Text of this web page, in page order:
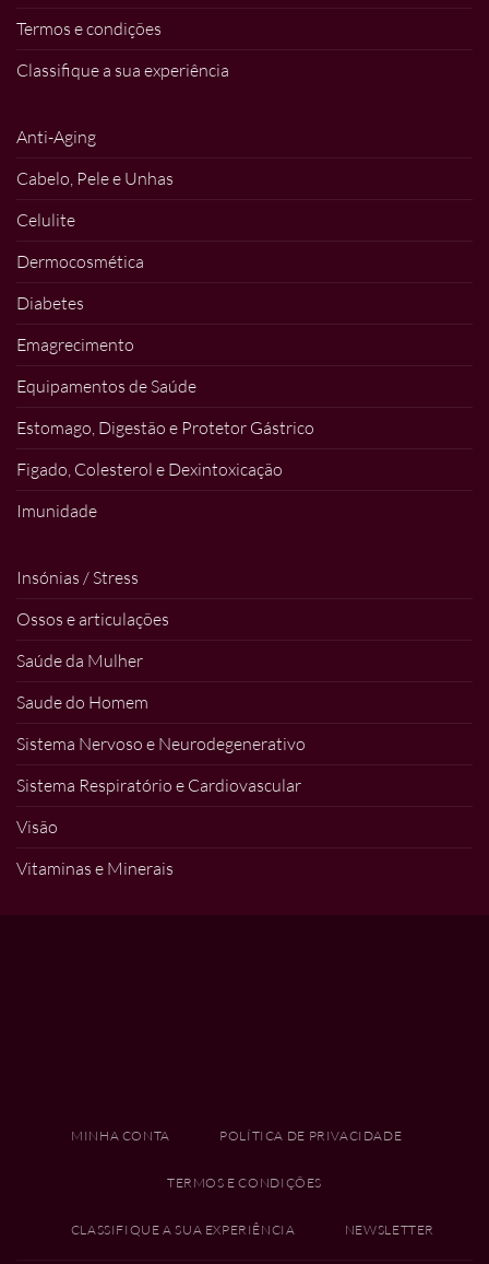
Termos e condições
Classifique a sua experiência
Anti-Aging
Cabelo, Pele e Unhas
Celulite
Dermocosmética
Diabetes
Emagrecimento
Equipamentos de Saúde
Estomago, Digestão e Protetor Gástrico
Figado, Colesterol e Dexintoxicação
Imunidade
Insónias / Stress
Ossos e articulações
Saúde da Mulher
Saude do Homem
Sistema Nervoso e Neurodegenerativo
Sistema Respiratório e Cardiovascular
Visão
Vitaminas e Minerais
MINHA CONTA POLÍTICA DE PRIVACIDADE
TERMOS E CONDIÇÕES
CLASSIFIQUE A SUA EXPERIÊNCIA NEWSLETTER